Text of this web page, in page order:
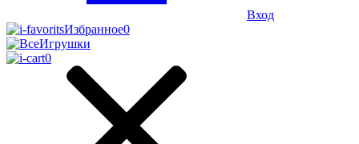
Вход
Избранное0
0